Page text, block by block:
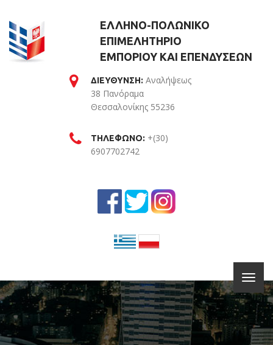
ΕΛΛΗΝΟ-ΠΟΛΩΝΙΚΟ
ΕΠΙΜΕΛΗΤΗΡΙΟ
ΕΜΠΟΡΙΟΥ ΚΑΙ ΕΠΕΝΔΥΣΕΩΝ
ΔΙΕΥΘΥΝΣΗ: Αναλήψεως
38 Πανόραμα
Θεσσαλονίκης 55236
ΤΗΛΕΦΩΝΟ: +(30)
6907702742